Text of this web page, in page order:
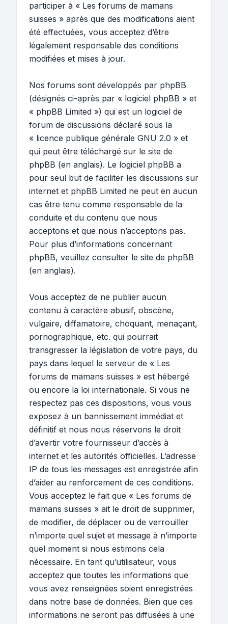
participer à « Les forums de mamans
suisses » après que des modifications aient
été effectuées, vous acceptez d’être
légalement responsable des conditions
modifiées et mises à jour.
Nos forums sont développés par phpBB
(désignés ci-après par « logiciel phpBB » et
« phpBB Limited ») qui est un logiciel de
forum de discussions déclaré sous la
« licence publique générale GNU 2.0 » et
qui peut être téléchargé sur le site de
phpBB (en anglais). Le logiciel phpBB a
pour seul but de faciliter les discussions sur
internet et phpBB Limited ne peut en aucun
cas être tenu comme responsable de la
conduite et du contenu que nous
acceptons et que nous n’acceptons pas.
Pour plus d’informations concernant
phpBB, veuillez consulter le site de phpBB
(en anglais).
Vous acceptez de ne publier aucun
contenu à caractère abusif, obscène,
vulgaire, diffamatoire, choquant, menaçant,
pornographique, etc. qui pourrait
transgresser la législation de votre pays, du
pays dans lequel le serveur de « Les
forums de mamans suisses » est hébergé
ou encore la loi internationale. Si vous ne
respectez pas ces dispositions, vous vous
exposez à un bannissement immédiat et
définitif et nous nous réservons le droit
d’avertir votre fournisseur d’accès à
internet et les autorités officielles. L’adresse
IP de tous les messages est enregistrée afin
d’aider au renforcement de ces conditions.
Vous acceptez le fait que « Les forums de
mamans suisses » ait le droit de supprimer,
de modifier, de déplacer ou de verrouiller
n’importe quel sujet et message à n’importe
quel moment si nous estimons cela
nécessaire. En tant qu’utilisateur, vous
acceptez que toutes les informations que
vous avez renseignées soient enregistrées
dans notre base de données. Bien que ces
informations ne seront pas diffusées à une